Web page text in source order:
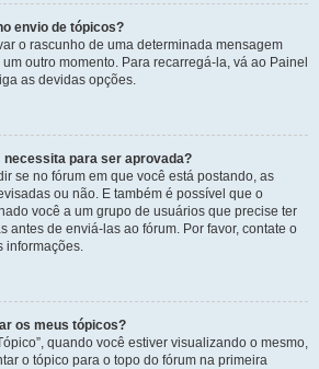
envio de tópicos?
o rascunho de uma determinada mensagem
outro momento. Para recarregá-la, vá ao Painel
as devidas opções.
necessita para ser aprovada?
se no fórum em que você está postando, as
ou não. E também é possível que o
você a um grupo de usuários que precise ter
antes de enviá-las ao fórum. Por favor, contate o
informações.
os meus tópicos?
quando você estiver visualizando o mesmo,
o tópico para o topo do fórum na primeira